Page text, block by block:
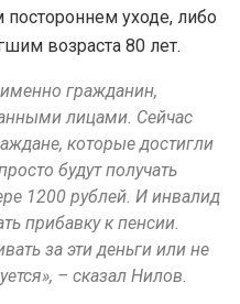
уходе, либо
возраста 80 лет.
гражданин,
лицами. Сейчас
которые достигли
будут получать
1200 рублей. И инвалид
прибавку к пенсии.
за эти деньги или не
– сказал Нилов.